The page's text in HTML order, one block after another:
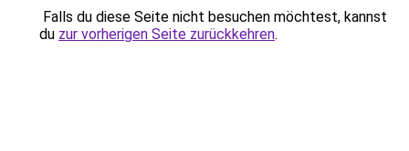
Falls du diese Seite nicht besuchen möchtest, kannst
du zur vorherigen Seite zurückkehren.